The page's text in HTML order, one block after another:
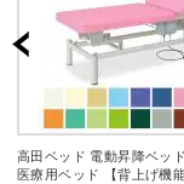
高田ベッド 電動昇降ベッ
医療用ベッド 【背上げ機